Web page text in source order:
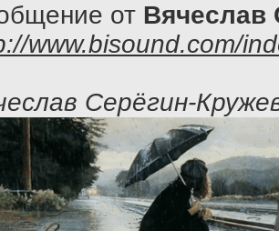
от Вячеслав
www.bisound.com/
Серёгин-